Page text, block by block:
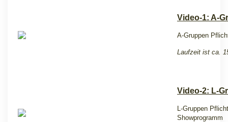
Video-1: A-
A-Gruppen
Laufzeit ist ca.
Video-2: L-
L-Gruppen
Showprogramm